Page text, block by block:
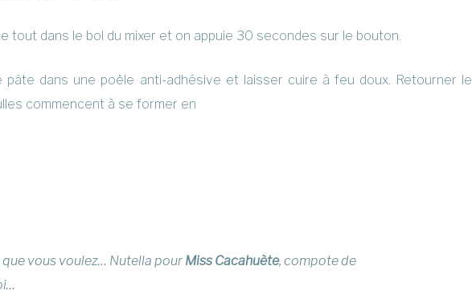
tout dans le bol du mixer et on appuie 30 secondes sur le bouton.
pâte dans une poële anti-adhésive et laisser cuire à feu doux. Retourner le
commencent à se former en
vous voulez… Nutella pour Miss Cacahuète, compote de